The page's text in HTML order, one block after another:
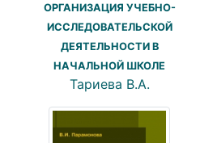
ОРГАНИЗАЦИЯ УЧЕБНО-
ИССЛЕДОВАТЕЛЬСКОЙ
ДЕЯТЕЛЬНОСТИ В
НАЧАЛЬНОЙ ШКОЛЕ
Тариева В.А.